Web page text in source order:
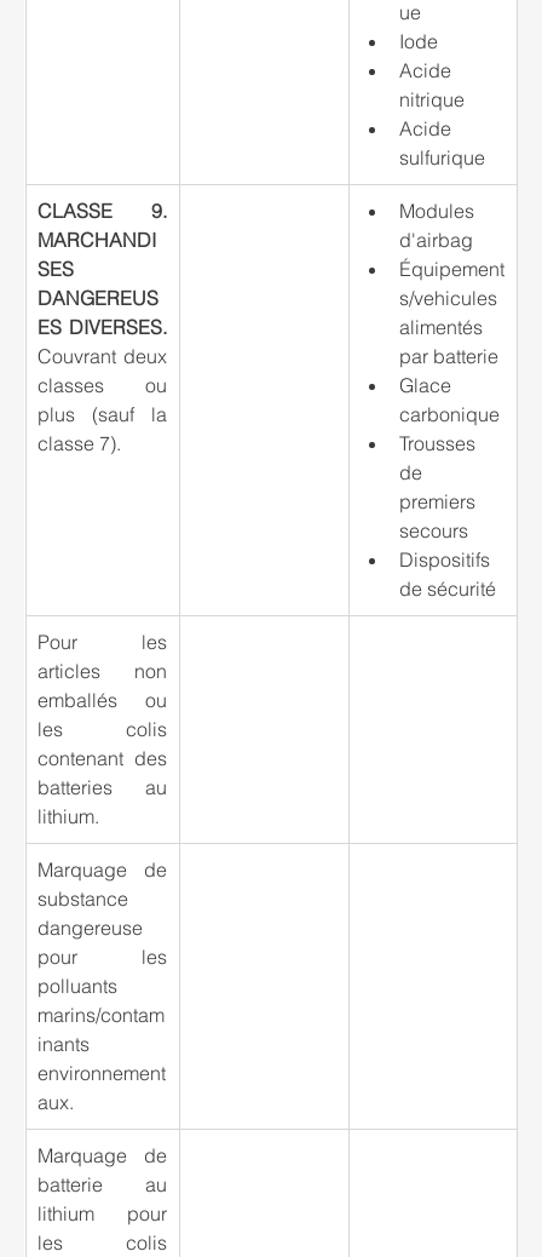
ue
Iode
Acide
nitrique
Acide
sulfurique
CLASSE 9.
MARCHANDI
SES
DANGEREUS
Couvrant deux
classes ou
plus (sauf la
classe 7).
Modules
d'airbag
Équipement
s/vehicules
alimentés
par batterie
Glace
carbonique
Trousses
de
premiers
secours
Dispositifs
de sécurité
Pour les
articles non
emballés ou
les colis
contenant des
batteries au
lithium.
Marquage de
substance
dangereuse
pour les
polluants
marins/contam
inants
environnement
aux.
Marquage de
batterie au
lithium pour
les colis